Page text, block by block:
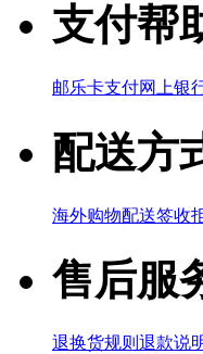
支付帮
邮乐卡支付网上银
配送方
海外购物配送签收
售后服
退换货规则 退款说